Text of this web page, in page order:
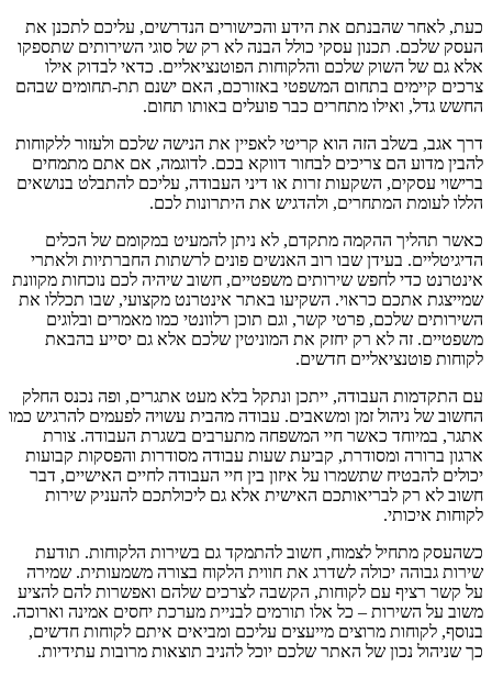
כעת, לאחר שהבנתם את הידע והכישורים הנדרשים, עליכם לתכנן את
העסק שלכם. תכנון עסקי כולל הבנה לא רק של סוגי השירותים שתספקו
אלא גם של השוק שלכם והלקוחות הפוטנציאליים. כדאי לבדוק אילו
צרכים קיימים בתחום המשפטי באזורכם, האם ישנם תת-תחומים שבהם
החשש גדל, ואילו מתחרים כבר פועלים באותו תחום.
דרך אגב, בשלב הזה הוא קריטי לאפיין את הנישה שלכם ולעזור ללקוחות
להבין מדוע הם צריכים לבחור דווקא בכם. לדוגמה, אם אתם מתמחים
ברישוי עסקים, השקעות זרות או דיני העבודה, עליכם להתבלט בנושאים
הללו לעומת המתחרים, ולהדגיש את היתרונות לכם.
כאשר תהליך ההקמה מתקדם, לא ניתן להמעיט במקומם של הכלים
הדיגיטליים. בעידן שבו רוב האנשים פונים לרשתות החברתיות ולאתרי
אינטרנט כדי לחפש שירותים משפטיים, חשוב שיהיה לכם נוכחות מקוונת
שמייצגת אתכם כראוי. השקיעו באתר אינטרנט מקצועי, שבו תכללו את
השירותים שלכם, פרטי קשר, וגם תוכן רלוונטי כמו מאמרים ובלוגים
משפטיים. זה לא רק יחזק את המוניטין שלכם אלא גם יסייע בהבאת
לקוחות פוטנציאליים חדשים.
עם התקדמות העבודה, ייתכן ונתקל בלא מעט אתגרים, ופה נכנס החלק
החשוב של ניהול זמן ומשאבים. עבודה מהבית עשויה לפעמים להרגיש כמו
אתגר, במיוחד כאשר חיי המשפחה מתערבים בשגרת העבודה. צורת
ארגון ברורה ומסודרת, קביעת שעות עבודה מסודרות והפסקות קבועות
יכולים להבטיח שתשמרו על איזון בין חיי העבודה לחיים האישיים, דבר
חשוב לא רק לבריאותכם האישית אלא גם ליכולתכם להעניק שירות
לקוחות איכותי.
כשהעסק מתחיל לצמוח, חשוב להתמקד גם בשירות הלקוחות. תודעת
שירות גבוהה יכולה לשדרג את חווית הלקוח בצורה משמעותית. שמירה
על קשר רציף עם לקוחות, הקשבה לצרכים שלהם ואפשרות להם להציע
משוב על השירות – כל אלו תורמים לבניית מערכת יחסים אמינה וארוכה.
בנוסף, לקוחות מרוצים מייעצים עליכם ומביאים איתם לקוחות חדשים,
כך שניהול נכון של האתר שלכם יוכל להניב תוצאות מרובות עתידיות.